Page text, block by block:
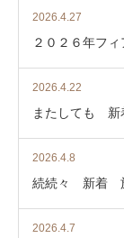
2026.4.27
２０２６年フ
2026.4.22
またしても 新
2026.4.8
続続々 新着
2026.4.7